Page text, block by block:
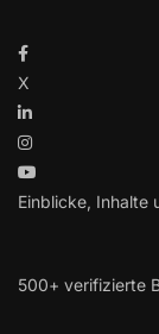
X
Einblicke, Inhalte
500+ verifizierte